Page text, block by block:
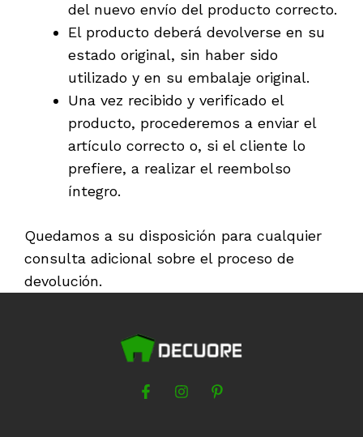
del nuevo envío del producto correcto.
El producto deberá devolverse en su
estado original, sin haber sido
utilizado y en su embalaje original.
Una vez recibido y verificado el
producto, procederemos a enviar el
artículo correcto o, si el cliente lo
prefiere, a realizar el reembolso
íntegro.
Quedamos a su disposición para cualquier
consulta adicional sobre el proceso de
devolución.